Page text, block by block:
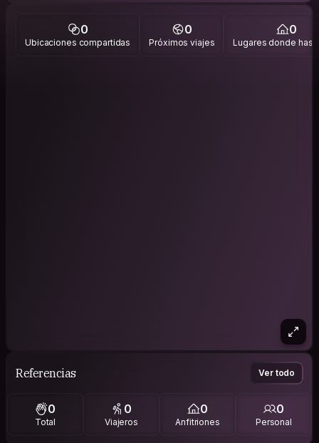
0
Ubicaciones compartidas
0
Próximos viajes
0
Lugares donde has
Referencias Ver todo
0
Total
0
Viajeros
0
Anfitriones
0
Personal